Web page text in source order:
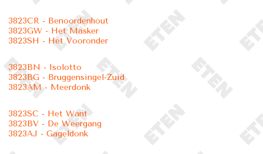
3823CR - Benoordenhout
3823GW - Het Masker
3823SH - Het Vooronder
3823BN - Isolotto
3823BG - Bruggensingel-Zuid
3823AM - Meerdonk
3823SC - Het Want
3823BV - De Weergang
3823AJ - Gageldonk